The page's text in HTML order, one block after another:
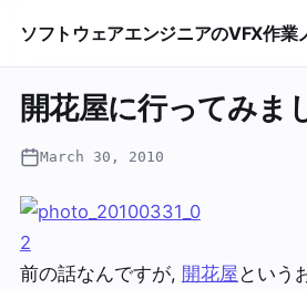
ソフトウェアエンジニアのVFX作業
開花屋に行ってみま
March 30, 2010
前の話なんですが, 開花屋 という